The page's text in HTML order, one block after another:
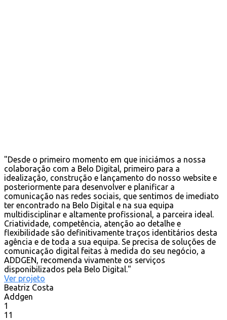
"Desde o primeiro momento em que iniciámos a nossa
colaboração com a Belo Digital, primeiro para a
idealização, construção e lançamento do nosso website e
posteriormente para desenvolver e planificar a
comunicação nas redes sociais, que sentimos de imediato
ter encontrado na Belo Digital e na sua equipa
multidisciplinar e altamente profissional, a parceira ideal.
Criatividade, competência, atenção ao detalhe e
flexibilidade são definitivamente traços identitários desta
agência e de toda a sua equipa. Se precisa de soluções de
comunicação digital feitas à medida do seu negócio, a
ADDGEN, recomenda vivamente os serviços
disponibilizados pela Belo Digital."
Ver projeto
Beatriz Costa
Addgen
1
11